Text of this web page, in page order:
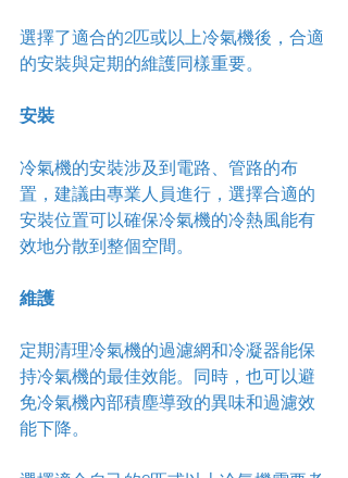
選擇了適合的2匹或以上冷氣機後，合適
的安裝與定期的維護同樣重要。
安裝
冷氣機的安裝涉及到電路、管路的布
置，建議由專業人員進行，選擇合適的
安裝位置可以確保冷氣機的冷熱風能有
效地分散到整個空間。
維護
定期清理冷氣機的過濾網和冷凝器能保
持冷氣機的最佳效能。同時，也可以避
免冷氣機內部積塵導致的異味和過濾效
能下降。